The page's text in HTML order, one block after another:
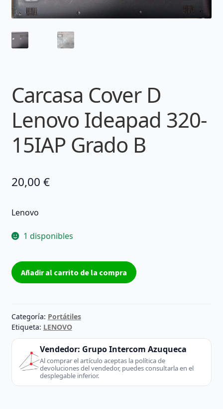
Carcasa Cover D
Lenovo Ideapad 320-
15IAP Grado B
20,00 €
Lenovo
1 disponibles
Carcasa
Cover
Ideapad
320-
15IAP
Grado
cantidad
Añadir al carrito de la compra
Categoría: Portátiles
Etiqueta: LENOVO
Vendedor: Grupo Intercom Azuqueca
Al comprar el artículo aceptas la política de
devoluciones del vendedor, puedes consultarla en el
desplegable inferior.